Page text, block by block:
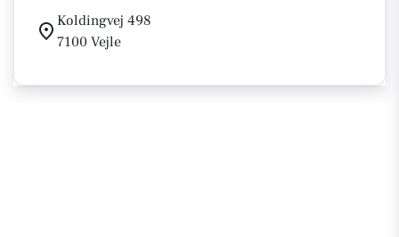
Koldingvej 498
7100 Vejle